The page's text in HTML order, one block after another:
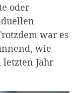
oder
war es
wie
Jahr